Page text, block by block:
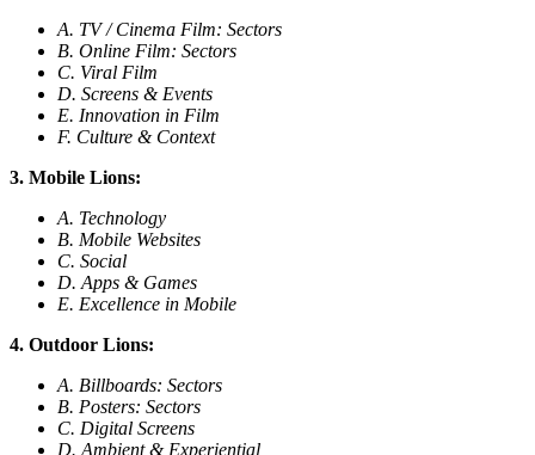
A. TV / Cinema Film: Sectors
B. Online Film: Sectors
C. Viral Film
D. Screens & Events
E. Innovation in Film
F. Culture & Context
3. Mobile Lions:
A. Technology
B. Mobile Websites
C. Social
D. Apps & Games
E. Excellence in Mobile
4. Outdoor Lions:
A. Billboards: Sectors
B. Posters: Sectors
C. Digital Screens
D. Ambient & Experiential